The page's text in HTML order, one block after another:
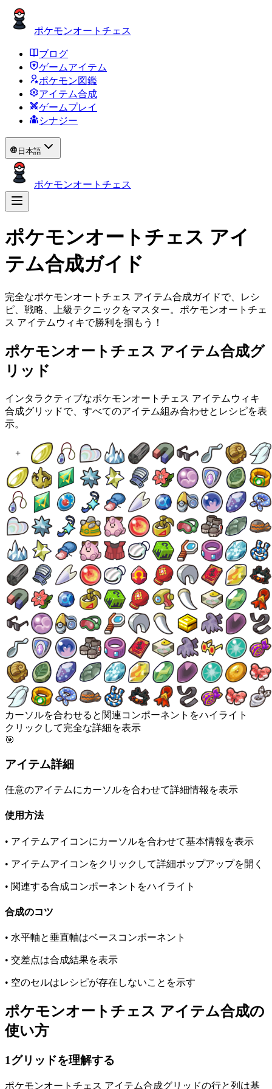
ポケモンオートチェス
ブログ
ゲームアイテム
ポケモン図鑑
アイテム合成
ゲームプレイ
シナジー
日本語
ポケモンオートチェス
ポケモンオートチェス アイ
テム合成ガイド
完全なポケモンオートチェス アイテム合成ガイドで、レシ
ピ、戦略、上級テクニックをマスター。ポケモンオートチェ
ス アイテムウィキで勝利を掴もう！
ポケモンオートチェス アイテム合成グ
リッド
インタラクティブなポケモンオートチェス アイテムウィキ
合成グリッドで、すべてのアイテム組み合わせとレシピを表
示。
+
カーソルを合わせると関連コンポーネントをハイライト
クリックして完全な詳細を表示
🎯
アイテム詳細
任意のアイテムにカーソルを合わせて詳細情報を表示
使用方法
• アイテムアイコンにカーソルを合わせて基本情報を表示
• アイテムアイコンをクリックして詳細ポップアップを開く
• 関連する合成コンポーネントをハイライト
合成のコツ
• 水平軸と垂直軸はベースコンポーネント
• 交差点は合成結果を表示
• 空のセルはレシピが存在しないことを示す
ポケモンオートチェス アイテム合成の
使い方
1グリッドを理解する
ポケモンオートチェス アイテム合成グリッドの行と列は基